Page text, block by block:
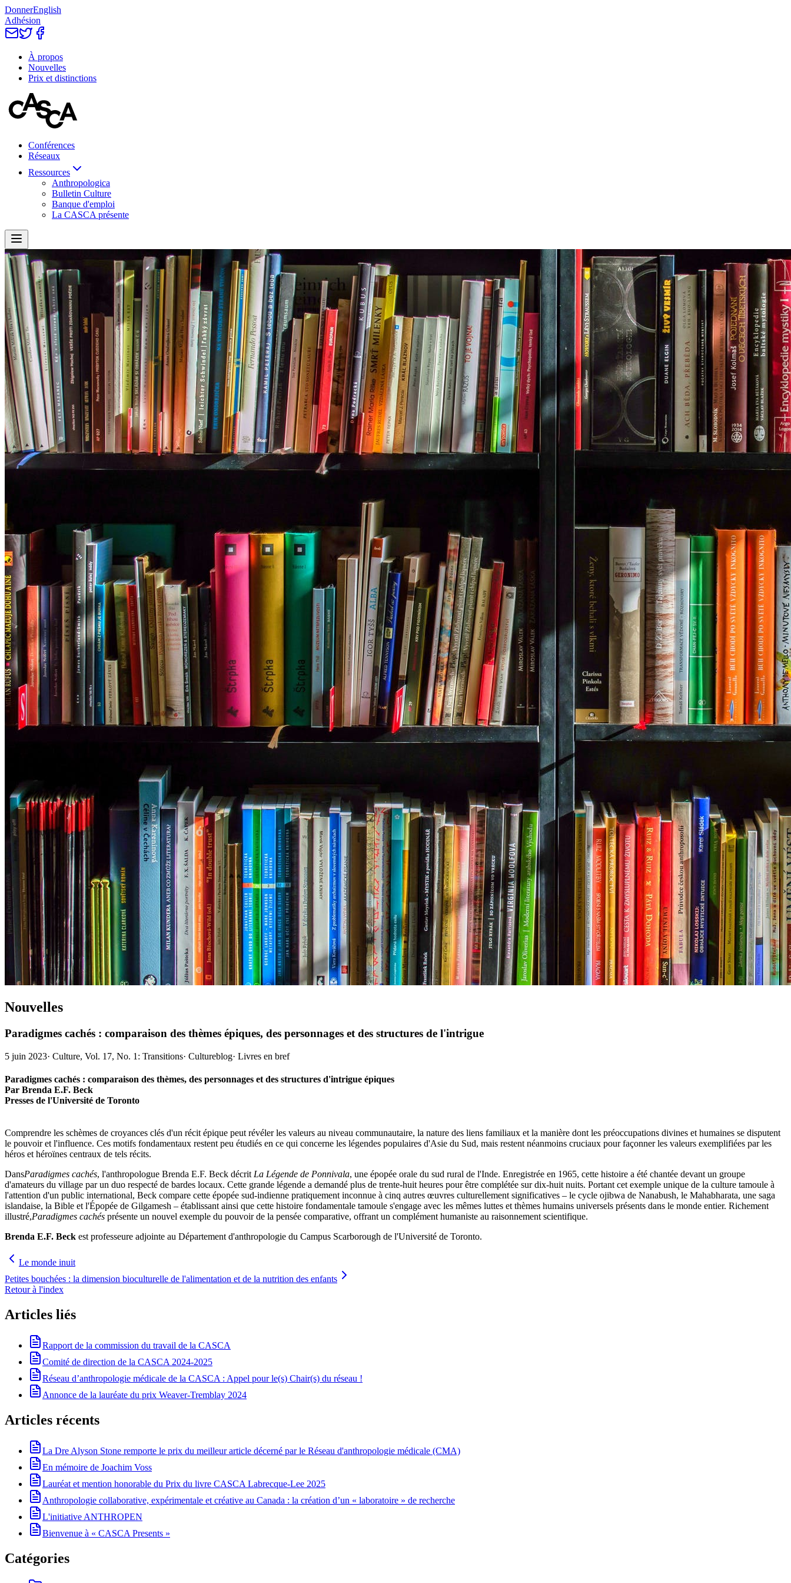
DonnerEnglish
Adhésion
À propos
Nouvelles
Prix et distinctions
Conférences
Réseaux
Ressources
Anthropologica
Bulletin Culture
Banque d'emploi
La CASCA présente
Nouvelles
Paradigmes cachés : comparaison des thèmes épiques, des personnages et des structures de l'intrigue
5 juin 2023· Culture, Vol. 17, No. 1: Transitions· Cultureblog· Livres en bref
Paradigmes cachés : comparaison des thèmes, des personnages et des structures d'intrigue épiques
Par Brenda E.F. Beck
Presses de l'Université de Toronto
Comprendre les schèmes de croyances clés d'un récit épique peut révéler les valeurs au niveau communautaire, la nature des liens familiaux et la manière dont les préoccupations divines et humaines se disputent
le pouvoir et l'influence. Ces motifs fondamentaux restent peu étudiés en ce qui concerne les légendes populaires d'Asie du Sud, mais restent néanmoins cruciaux pour façonner les valeurs exemplifiées par les
héros et héroïnes centraux de tels récits.
DansParadigmes cachés, l'anthropologue Brenda E.F. Beck décrit La Légende de Ponnivala, une épopée orale du sud rural de l'Inde. Enregistrée en 1965, cette histoire a été chantée devant un groupe
d'amateurs du village par un duo respecté de bardes locaux. Cette grande légende a demandé plus de trente-huit heures pour être complétée sur dix-huit nuits. Portant cet exemple unique de la culture tamoule à
l'attention d'un public international, Beck compare cette épopée sud-indienne pratiquement inconnue à cinq autres œuvres culturellement significatives – le cycle ojibwa de Nanabush, le Mahabharata, une saga
islandaise, la Bible et l'Épopée de Gilgamesh – établissant ainsi que cette histoire fondamentale tamoule s'engage avec les mêmes luttes et thèmes humains universels présents dans le monde entier. Richement
illustré,Paradigmes cachés présente un nouvel exemple du pouvoir de la pensée comparative, offrant un complément humaniste au raisonnement scientifique.
Brenda E.F. Beck est professeure adjointe au Département d'anthropologie du Campus Scarborough de l'Université de Toronto.
Le monde inuit
Petites bouchées : la dimension bioculturelle de l'alimentation et de la nutrition des enfants
Retour à l'index
Articles liés
Rapport de la commission du travail de la CASCA
Comité de direction de la CASCA 2024-2025
Réseau d’anthropologie médicale de la CASCA : Appel pour le(s) Chair(s) du réseau !
Annonce de la lauréate du prix Weaver-Tremblay 2024
Articles récents
La Dre Alyson Stone remporte le prix du meilleur article décerné par le Réseau d'anthropologie médicale (CMA)
En mémoire de Joachim Voss
Lauréat et mention honorable du Prix du livre CASCA Labrecque-Lee 2025
Anthropologie collaborative, expérimentale et créative au Canada : la création d’un « laboratoire » de recherche
L'initiative ANTHROPEN
Bienvenue à « CASCA Presents »
Catégories